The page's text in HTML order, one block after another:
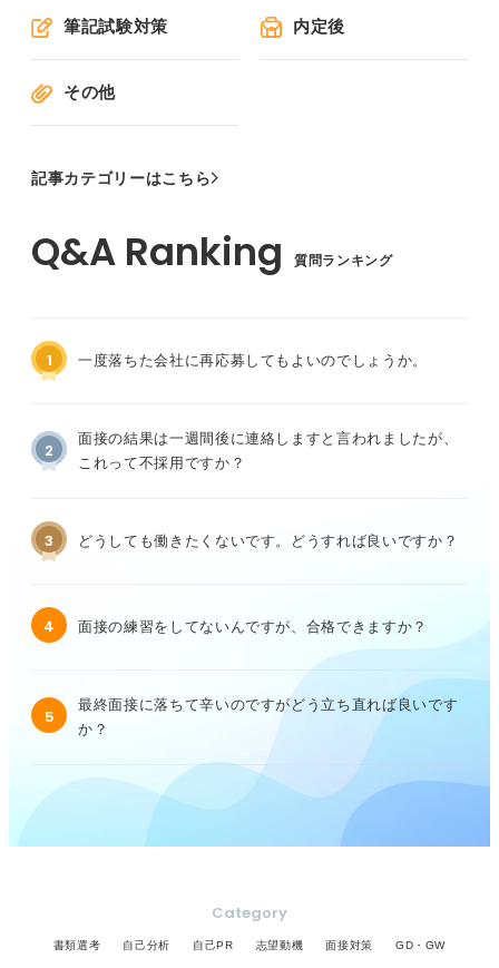
筆記試験対策 内定後
その他
記事カテゴリーはこちら
質問ランキング
1 一度落ちた会社に再応募してもよいのでしょうか。
2
面接の結果は一週間後に連絡しますと言われましたが、
これって不採用ですか？
3 どうしても働きたくないです。どうすれば良いですか？
4 面接の練習をしてないんですが、合格できますか？
5
最終面接に落ちて辛いのですがどう立ち直れば良いです
か？
Category
書類選考 自己分析 自己PR 志望動機 面接対策 GD・GW